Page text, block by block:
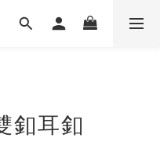
釦耳釦